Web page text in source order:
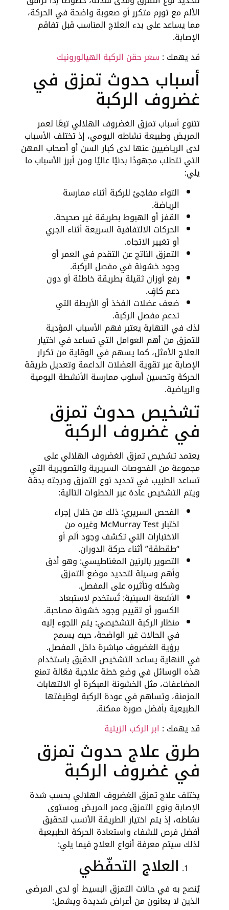
الألم مع تورم متكرر أو صعوبة واضحة في الحركة،
مما يساعد على بدء العلاج المناسب قبل تفاقم
الإصابة.
قد يهمك : سعر حقن الركبة الهيالورونيك
أسباب حدوث تمزق في
غضروف الركبة
تتنوع أسباب تمزق الغضروف الهلالي تبعًا لعمر
المريض وطبيعة نشاطه اليومي، إذ تختلف الأسباب
لدى الرياضيين عنها لدى كبار السن أو أصحاب المهن
التي تتطلب مجهودًا بدنيًا عاليًا ومن أبرز الأسباب ما
يلي:
التواء مفاجئ للركبة أثناء ممارسة
الرياضة.
القفز أو الهبوط بطريقة غير صحيحة.
الحركات الالتفافية السريعة أثناء الجري
أو تغيير الاتجاه.
التمزق الناتج عن التقدم في العمر أو
وجود خشونة في مفصل الركبة.
رفع أوزان ثقيلة بطريقة خاطئة أو دون
دعم كافٍ.
ضعف عضلات الفخذ أو الأربطة التي
تدعم مفصل الركبة.
لذك في النهاية يعتبر فهم الأسباب المؤدية
للتمزق من أهم العوامل التي تساعد في اختيار
العلاج الأمثل، كما يسهم في الوقاية من تكرار
الإصابة عبر تقوية العضلات الداعمة وتعديل طريقة
الحركة وتحسين أسلوب ممارسة الأنشطة اليومية
والرياضية.
تشخيص حدوث تمزق
في غضروف الركبة
يعتمد تشخيص تمزق الغضروف الهلالي على
مجموعة من الفحوصات السريرية والتصويرية التي
تساعد الطبيب في تحديد نوع التمزق ودرجته بدقة
ويتم التشخيص عادة عبر الخطوات التالية:
الفحص السريري: ذلك من خلال إجراء
اختبار McMurray Test وغيره من
الاختبارات التي تكشف وجود ألم أو
“طقطقة” أثناء حركة الدوران.
التصوير بالرنين المغناطيسي: وهو أدق
وأهم وسيلة لتحديد موضع التمزق
وشكله وتأثيره على المفصل.
الأشعة السينية: تُستخدم لاستبعاد
الكسور أو تقييم وجود خشونة مصاحبة.
منظار الركبة التشخيصي: يتم اللجوء إليه
في الحالات غير الواضحة، حيث يسمح
برؤية الغضروف مباشرة داخل المفصل.
في النهاية يساعد التشخيص الدقيق باستخدام
هذه الوسائل في وضع خطة علاجية فعّالة تمنع
المضاعفات، مثل الخشونة المبكرة أو الالتهابات
المزمنة، وتساهم في عودة الركبة لوظيفتها
الطبيعية بأفضل صورة ممكنة.
قد يهمك : ابر الركب الزيتية
طرق علاج حدوث تمزق
في غضروف الركبة
يختلف علاج تمزق الغضروف الهلالي بحسب شدة
الإصابة ونوع التمزق وعمر المريض ومستوى
نشاطه، إذ يتم اختيار الطريقة الأنسب لتحقيق
أفضل فرص للشفاء واستعادة الحركة الطبيعية
لذلك سيتم معرفة أنواع العلاج فيما يلي:
العلاج التحفّظي
يُنصح به في حالات التمزق البسيط أو لدى المرضى
الذين لا يعانون من أعراض شديدة ويشمل: